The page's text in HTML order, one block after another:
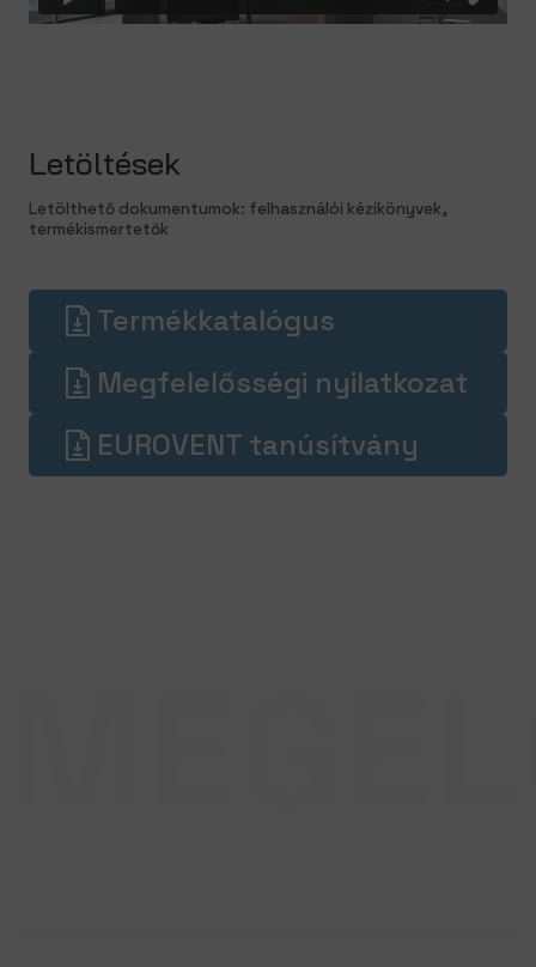
Letöltések
Letölthető dokumentumok: felhasználói kézikönyvek,
termékismertetők
Termékkatalógus
Megfelelősségi nyilatkozat
EUROVENT tanúsítvány